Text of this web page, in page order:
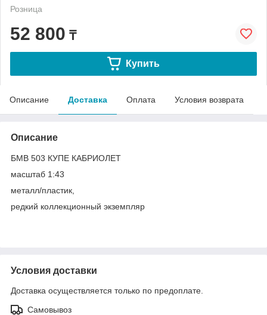
Розница
52 800 ₸
Купить
Описание Доставка Оплата Условия возврата
Описание
БМВ 503 КУПЕ КАБРИОЛЕТ
масштаб 1:43
металл/пластик,
редкий коллекционный экземпляр
Условия доставки
Доставка осуществляется только по предоплате.
Самовывоз